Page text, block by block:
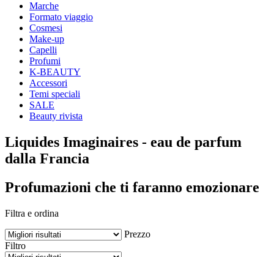
Marche
Formato viaggio
Cosmesi
Make-up
Capelli
Profumi
K-BEAUTY
Accessori
Temi speciali
SALE
Beauty rivista
Liquides Imaginaires - eau de parfum
dalla Francia
Profumazioni che ti faranno emozionare
Filtra e ordina
Prezzo
Filtro